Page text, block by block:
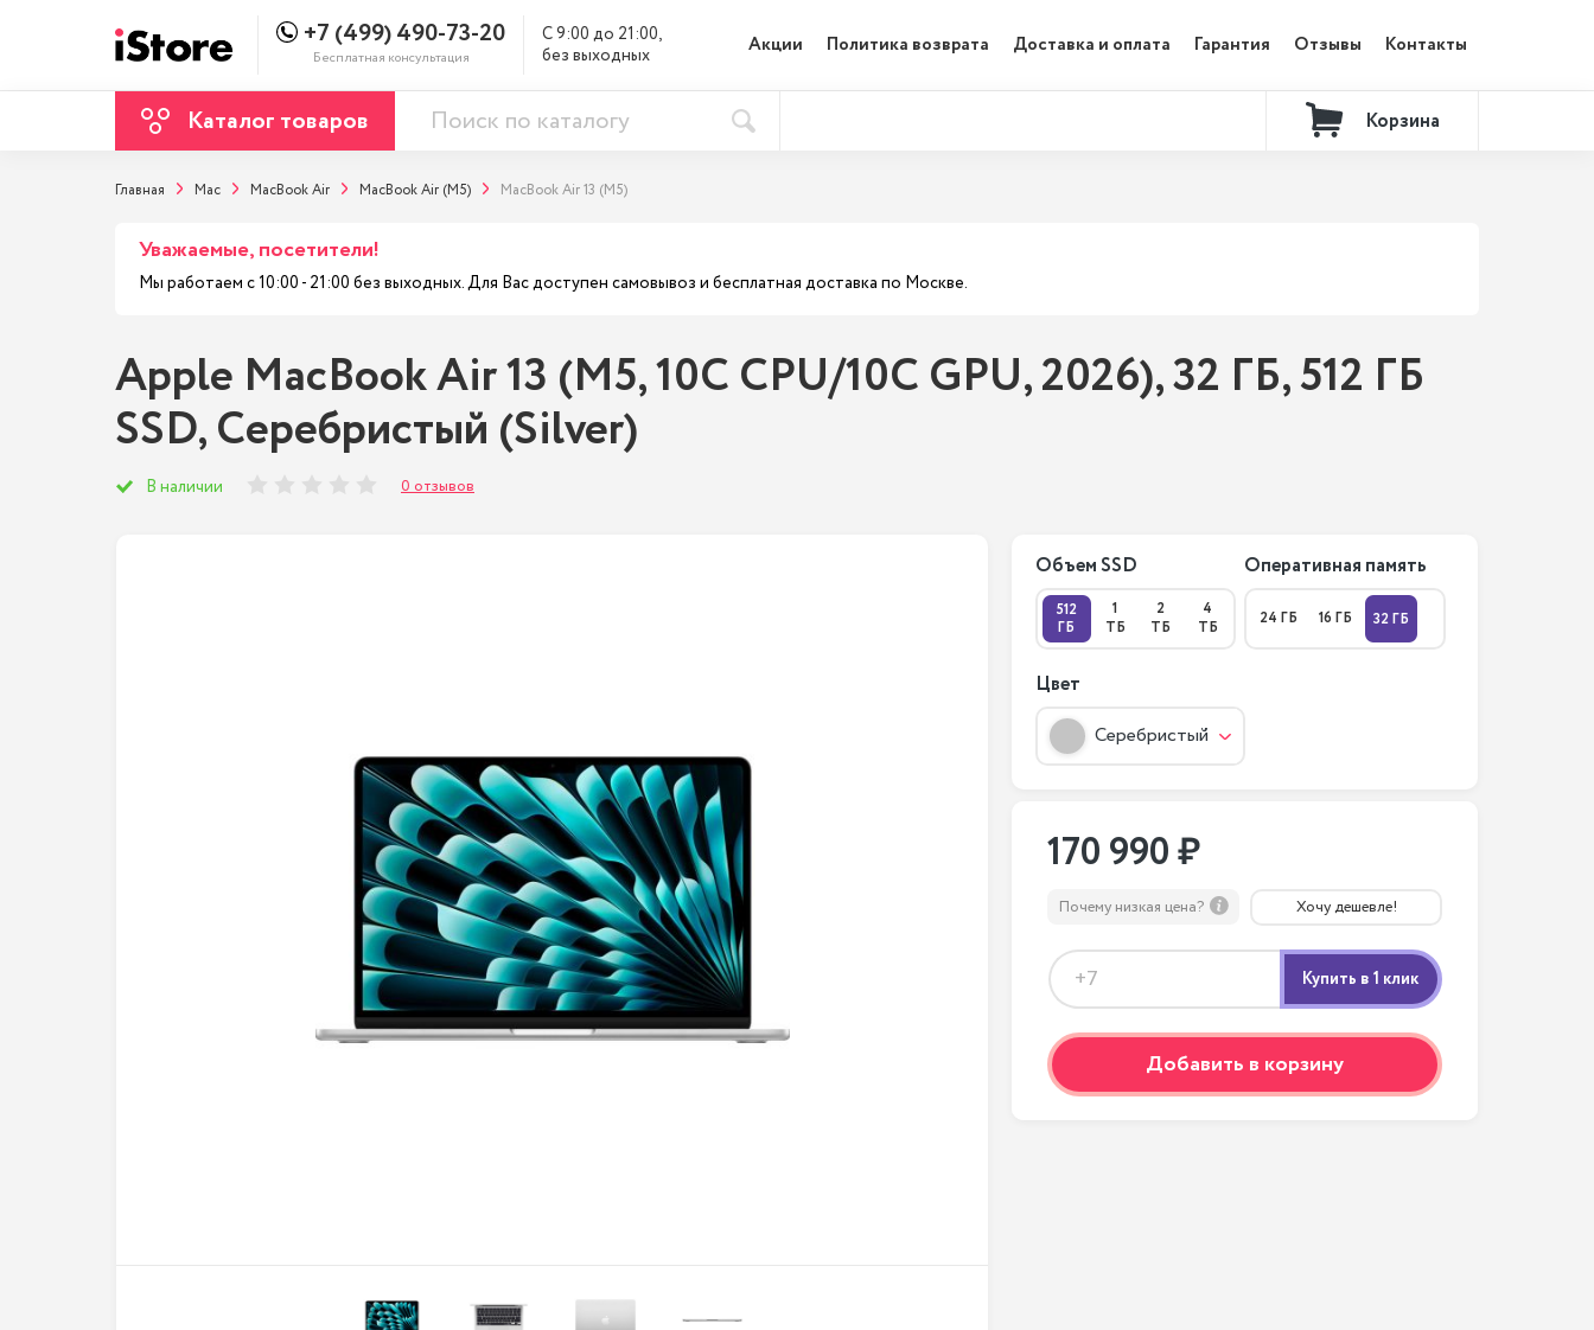
+7 (499) 490-73-20
Бесплатная консультация
С 9:00 до 21:00,
без выходных
Акции Политика возврата Доставка и оплата Гарантия Отзывы Контакты
Каталог товаров Корзина
Главная Mac MacBook Air MacBook Air (M5) MacBook Air 13 (M5)
Уважаемые, посетители!
Мы работаем с 10:00 - 21:00 без выходных. Для Вас доступен самовывоз и бесплатная доставка по Москве.
Apple MacBook Air 13 (M5, 10C CPU/10C GPU, 2026), 32 ГБ, 512 ГБ
SSD, Cеребристый (Silver)
В наличии 0 отзывов
Объем SSD
512
ГБ
1
ТБ
2
ТБ
4
ТБ
Оперативная память
24 ГБ 16 ГБ 32 ГБ
Цвет
Серебристый
170 990 ₽
Почему низкая цена? Хочу дешевле!
Добавить в корзину